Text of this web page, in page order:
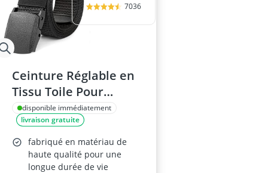
7036
Ceinture Réglable en
Tissu Toile Pour
Homme
disponible immédiatement
livraison gratuite
fabriqué en matériau de
haute qualité pour une
longue durée de vie